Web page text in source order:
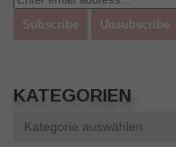
KATEGORIEN